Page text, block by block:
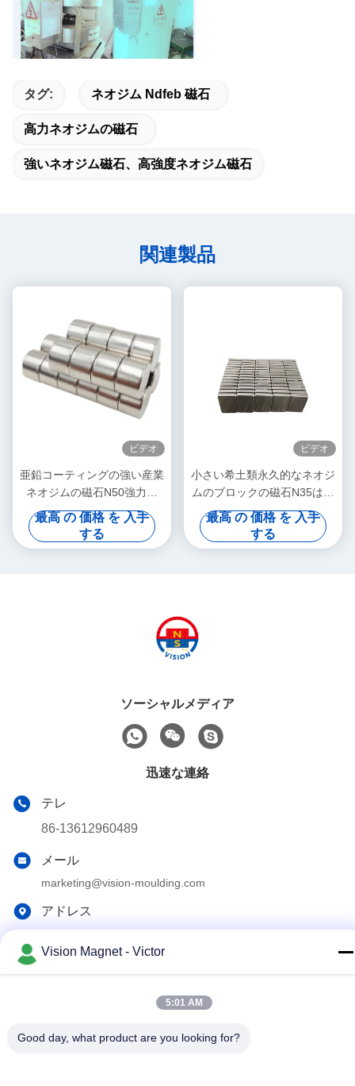
タグ: ネオジム Ndfeb 磁石
高力ネオジムの磁石
強いネオジム磁石、高強度ネオジム磁石
関連製品
ビデオ
亜鉛コーティングの強い産業
ネオジムの磁石N50強力な
20*20mm
最高 の 価格 を 入手
する
ビデオ
小さい希土類永久的なネオジ
ムのブロックの磁石N35はコ
ーティングの多目的使用を亜
鉛でメッキする
最高 の 価格 を 入手
する
ソーシャルメディア
迅速な連絡
テレ
86-13612960489
メール
marketing@vision-moulding.com
アドレス
3/F、Bldg F、Hui Hon Industrial Park、JinXiaoTang
village、Fenggang Town、Dongguan City、Guangdong
Provincial、523702 中国
中国 良質 産業ネオジムの磁石 提供者 著作権 2019-2026
Vision Magnet - Victor
5:01 AM
Good day, what product are you looking for?